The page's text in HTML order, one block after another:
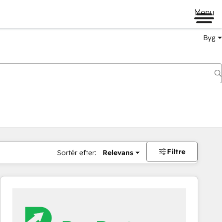
Menu
Byg
Sortér efter: Relevans Filtre